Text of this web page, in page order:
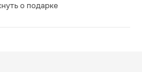
о подарке